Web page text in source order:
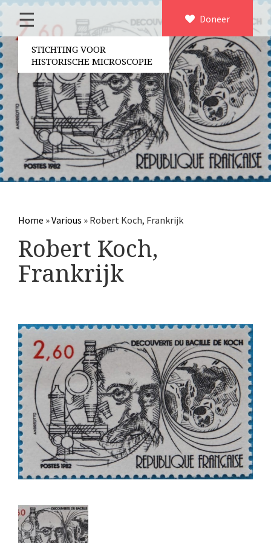
×
Home
Over ons
Contact
Bestuur
Vrijwilligers
Partners
Jaarverslagen
Microscopen
Elektrische meetapparatuur
Boeken
Makers
Images
Culpeper (ca. 1735)
Cuff (ca. 1745)
volgens Culpeper (1750-1780)
‘Jones’ most improved type’ (1800-1830)
Long, Gould type (1821-1850)
Chevalier, trommelmicroscoop (1831-1841)
Nachet, ‘grand modèle’ (1856-1862)
Doneer
☰
STICHTING VOOR
HISTORISCHE MICROSCOPIE
Home »Various » Robert Koch, Frankrijk
Robert Koch,
Frankrijk